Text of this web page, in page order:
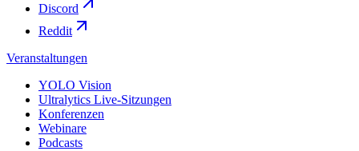
Discord
Reddit
Veranstaltungen
YOLO Vision
Ultralytics Live-Sitzungen
Konferenzen
Webinare
Podcasts